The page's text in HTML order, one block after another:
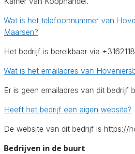
Wat is het telefoonnummer van
Maarsen?
Het bedrijf is bereikbaar via
Wat is het emailadres van
Er is geen emailadres van dit bedrijf
Heeft het bedrijf een eigen website?
De website van dit bedrijf is https://
Bedrijven in de buurt